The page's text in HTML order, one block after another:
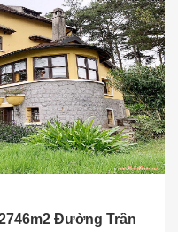
Đường Trần